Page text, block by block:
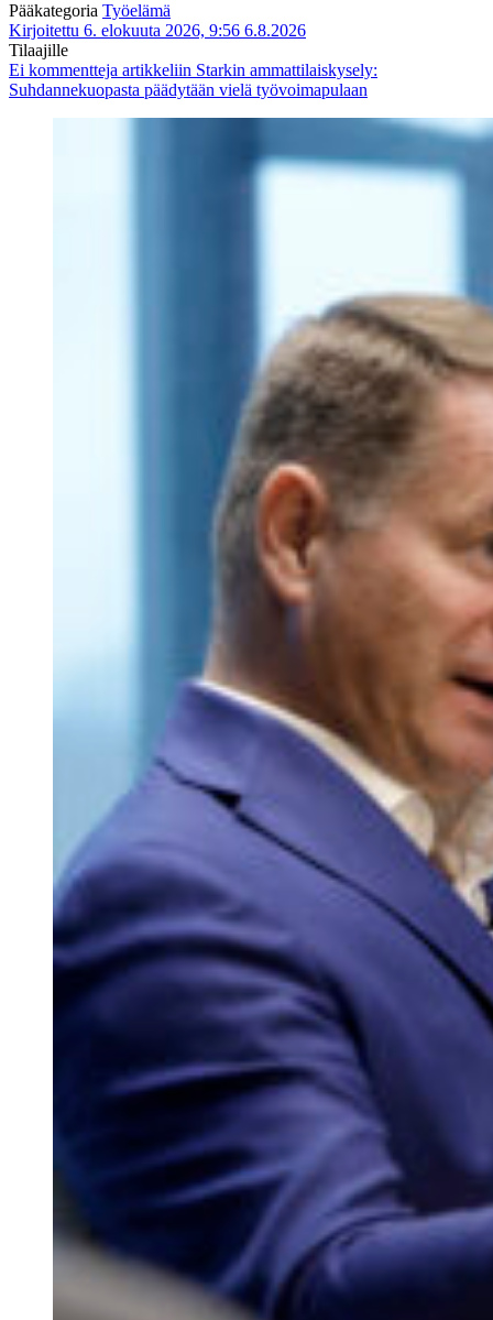
Pääkategoria Työelämä
Kirjoitettu 6. elokuuta 2026, 9:56 6.8.2026
Tilaajille
Ei kommentteja artikkeliin Starkin ammattilaiskysely:
Suhdannekuopasta päädytään vielä työvoimapulaan